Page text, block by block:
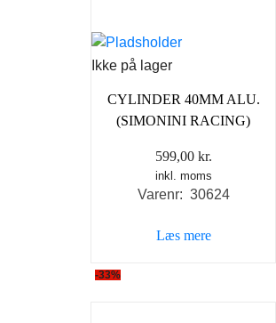
Ikke på lager
CYLINDER 40MM ALU.
(SIMONINI RACING)
599,00 kr.
inkl. moms
Varenr: 30624
Læs mere
-33%